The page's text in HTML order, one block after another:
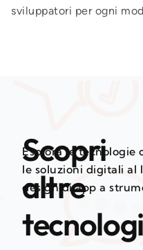
sviluppatori per ogni
Scopri
altre
Esplora le tecnologie
le soluzioni digitali al
design di app a